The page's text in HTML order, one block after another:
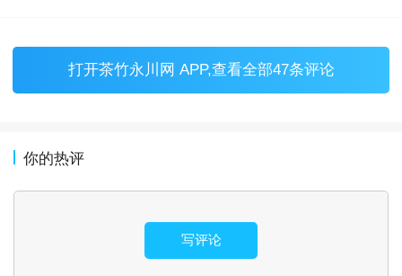
打开茶竹永川网 APP,查看全部47条评论
你的热评
写评论